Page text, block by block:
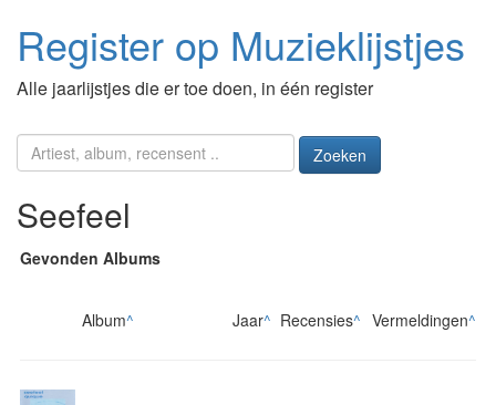
Register op Muzieklijstjes
Alle jaarlijstjes die er toe doen, in één register
Zoeken
Seefeel
Gevonden Albums
Album^ Jaar^ Recensies^ Vermeldingen^